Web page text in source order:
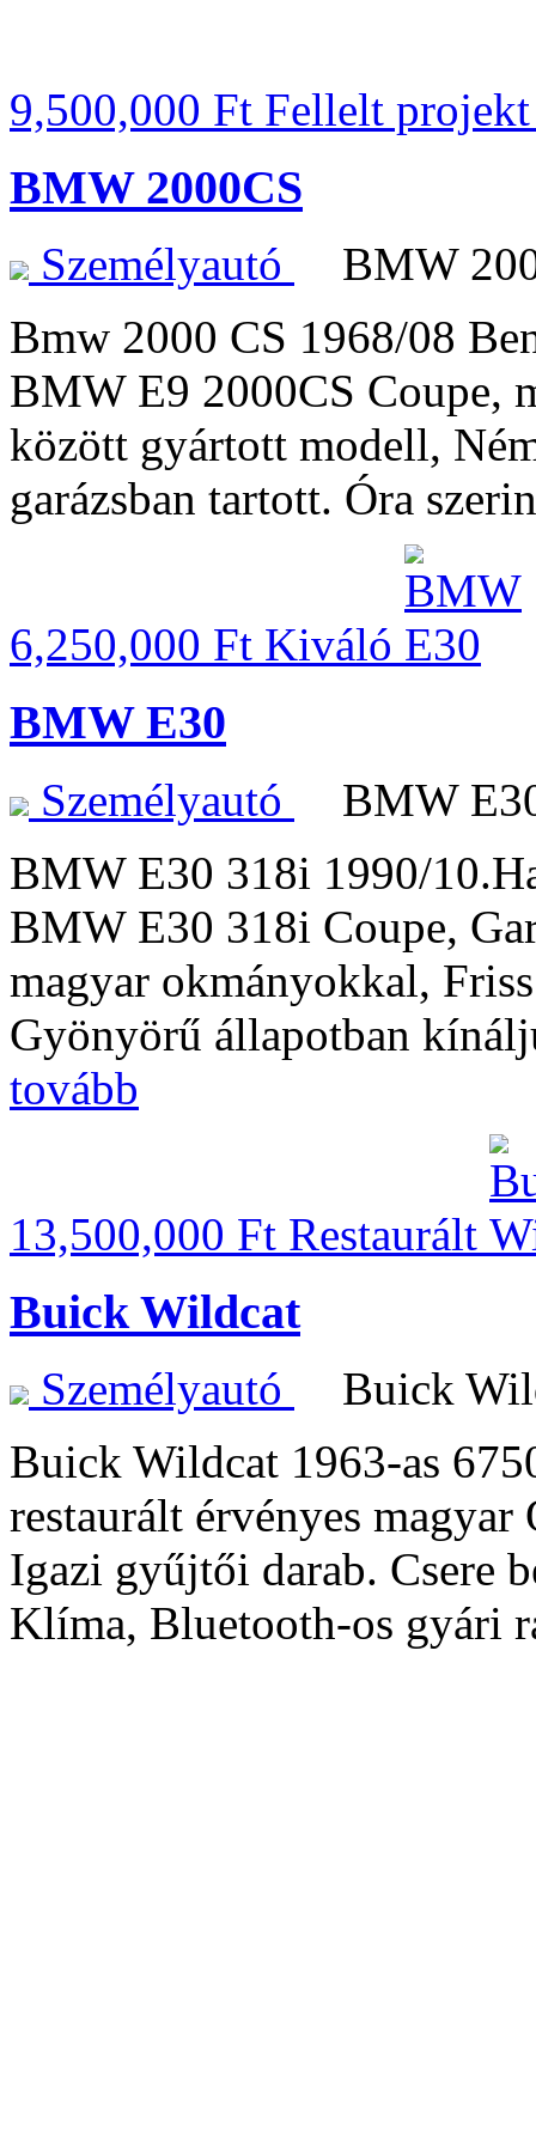
9,500,000 Ft Fellelt
BMW 2000CS
Személyautó
BMW
Bmw 2000 CS 1968/08
BMW E9 2000CS Coupe,
között gyártott modell,
garázsban tartott. Óra
6,250,000 Ft Kiváló
BMW E30
Személyautó
BMW
BMW E30 318i 1990/
BMW E30 318i Coupe,
magyar okmányokkal,
Gyönyörű állapotban
tovább
13,500,000 Ft Restaurált
Buick Wildcat
Személyautó
Buick
Buick Wildcat 1963-as
restaurált érvényes magyar
Igazi gyűjtői darab. Csere
Klíma, Bluetooth-os gyári